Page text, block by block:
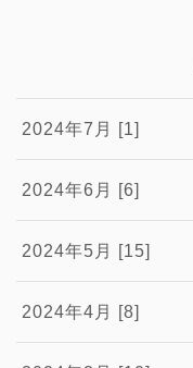
2024年7月 [1]
2024年6月 [6]
2024年5月 [15]
2024年4月 [8]